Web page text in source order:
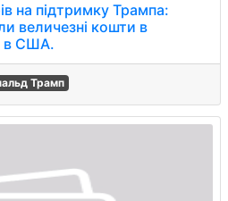
на підтримку Трампа:
величезні кошти в
в США.
Трамп